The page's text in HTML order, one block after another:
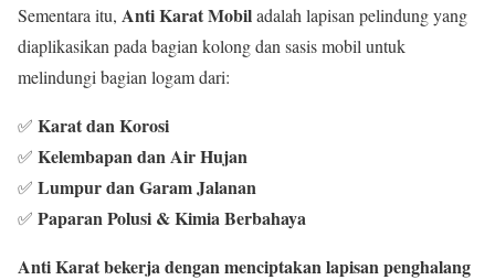
Sementara itu, Anti Karat Mobiladalah lapisan pelindung yang
diaplikasikan pada bagian kolong dan sasis mobil untuk
melindungi bagian logam dari:
✅ Karat dan Korosi
✅ Kelembapan dan Air Hujan
✅ Lumpur dan Garam Jalanan
✅ Paparan Polusi & Kimia Berbahaya
Anti Karat bekerja dengan menciptakan lapisan penghalang